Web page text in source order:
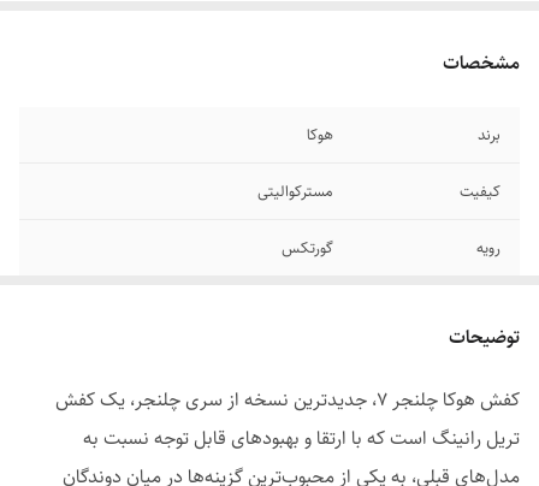
مشخصات
برند هوکا
کیفیت مسترکوالیتی
رویه گورتکس
زیره ضد لغزش،ضد سایش
قابلیت شست و شو
دارد
توضیحات
کفش هوکا چلنجر 7، جدیدترین نسخه از سری چلنجر، یک کفش
تریل رانینگ است که با ارتقا و بهبودهای قابل توجه نسبت به
مدل‌های قبلی، به یکی از محبوب‌ترین گزینه‌ها در میان دوندگان